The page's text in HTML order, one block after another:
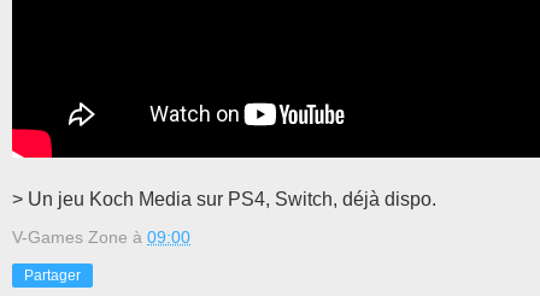
> Un jeu Koch Media sur PS4, Switch, déjà dispo.
V-Games Zone à 09:00
Partager